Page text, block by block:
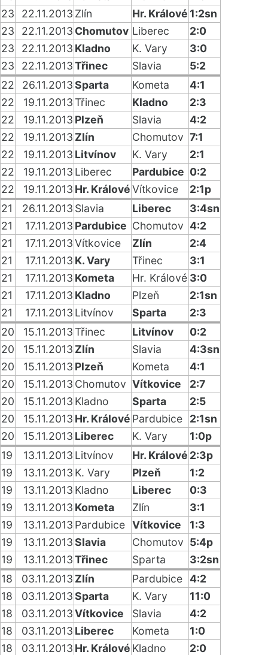
23
22.11.2013 Zlín Hr. Králové 1:2sn
23
22.11.2013 Chomutov Liberec
2:0
23
22.11.2013 Kladno K. Vary
3:0
23
22.11.2013Třinec Slavia
5:2
22
26.11.2013Sparta Kometa
4:1
22
19.11.2013Třinec Kladno
2:3
22
19.11.2013 Plzeň Slavia
4:2
22
19.11.2013 Zlín Chomutov 7:1
22
19.11.2013 Litvínov K. Vary
2:1
22
19.11.2013 Liberec Pardubice 0:2
22
19.11.2013 Hr. KrálovéVítkovice
2:1p
21
26.11.2013 Slavia Liberec
3:4sn
21
17.11.2013 Pardubice Chomutov 4:2
21
17.11.2013Vítkovice Zlín
2:4
21
17.11.2013 K. Vary Třinec
3:1
21
17.11.2013 Kometa Hr. Králové 3:0
21
17.11.2013 Kladno Plzeň
2:1sn
21
17.11.2013 Litvínov Sparta
2:3
20
15.11.2013Třinec Litvínov
0:2
20
15.11.2013 Zlín Slavia
4:3sn
20
15.11.2013 Plzeň Kometa
4:1
20
15.11.2013 Chomutov Vítkovice
2:7
20
15.11.2013 Kladno Sparta
2:5
20
15.11.2013 Hr. Králové Pardubice
2:1sn
20
15.11.2013 Liberec K. Vary
1:0p
19
13.11.2013 Litvínov Hr. Králové 2:3p
19
13.11.2013 K. Vary Plzeň
1:2
19
13.11.2013 Kladno Liberec
0:3
19
13.11.2013 Kometa Zlín
3:1
19
13.11.2013 Pardubice Vítkovice
1:3
19
13.11.2013Slavia Chomutov 5:4p
19
13.11.2013Třinec Sparta
3:2sn
18
03.11.2013 Zlín Pardubice 4:2
18
03.11.2013Sparta K. Vary
11:0
18
03.11.2013Vítkovice Slavia
4:2
18
03.11.2013 Liberec Kometa
1:0
18
03.11.2013 Hr. Králové Kladno
2:0